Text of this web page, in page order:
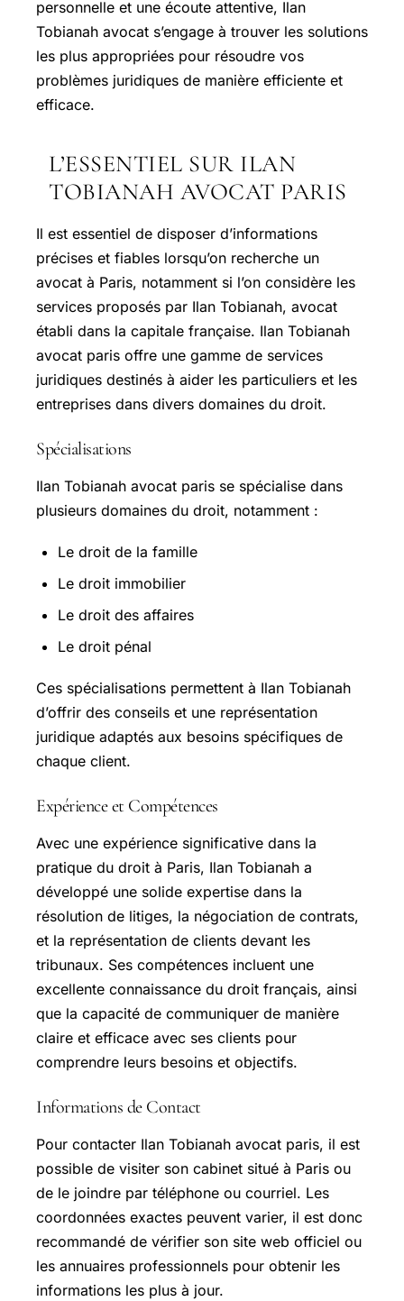
personnelle et une écoute attentive, Ilan
Tobianah avocat s’engage à trouver les solutions
les plus appropriées pour résoudre vos
problèmes juridiques de manière efficiente et
efficace.
L’ESSENTIEL SUR ILAN
TOBIANAH AVOCAT PARIS
Il est essentiel de disposer d’informations
précises et fiables lorsqu’on recherche un
avocat à Paris, notamment si l’on considère les
services proposés par Ilan Tobianah, avocat
établi dans la capitale française. Ilan Tobianah
avocat paris offre une gamme de services
juridiques destinés à aider les particuliers et les
entreprises dans divers domaines du droit.
Spécialisations
Ilan Tobianah avocat paris se spécialise dans
plusieurs domaines du droit, notamment :
Le droit de la famille
Le droit immobilier
Le droit des affaires
Le droit pénal
Ces spécialisations permettent à Ilan Tobianah
d’offrir des conseils et une représentation
juridique adaptés aux besoins spécifiques de
chaque client.
Expérience et Compétences
Avec une expérience significative dans la
pratique du droit à Paris, Ilan Tobianah a
développé une solide expertise dans la
résolution de litiges, la négociation de contrats,
et la représentation de clients devant les
tribunaux. Ses compétences incluent une
excellente connaissance du droit français, ainsi
que la capacité de communiquer de manière
claire et efficace avec ses clients pour
comprendre leurs besoins et objectifs.
Informations de Contact
Pour contacter Ilan Tobianah avocat paris, il est
possible de visiter son cabinet situé à Paris ou
de le joindre par téléphone ou courriel. Les
coordonnées exactes peuvent varier, il est donc
recommandé de vérifier son site web officiel ou
les annuaires professionnels pour obtenir les
informations les plus à jour.